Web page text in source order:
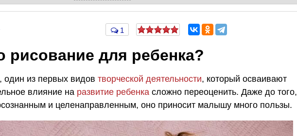
1
рисование для ребенка?
из первых видов творческой деятельности, который осваивают
влияние на развитие ребенка сложно переоценить. Даже до того,
и целенаправленным, оно приносит малышу много пользы.